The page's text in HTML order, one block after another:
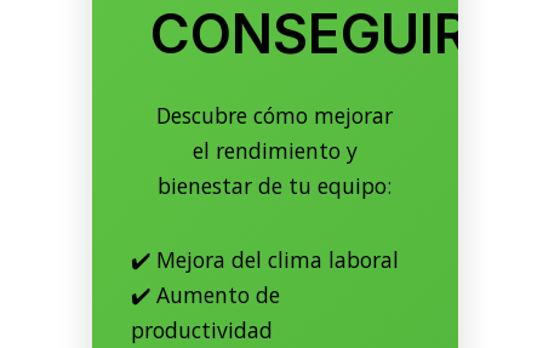
Descubre cómo mejorar
el rendimiento y
bienestar de tu equipo:
✔️ Mejora del clima laboral
✔️ Aumento de
productividad